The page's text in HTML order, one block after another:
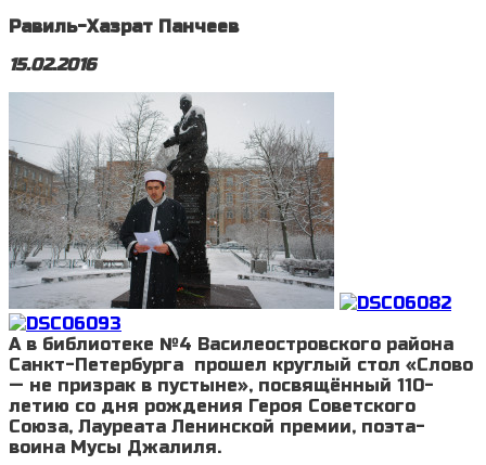
Равиль-Хазрат Панчеев
15.02.2016
А в библиотеке №4 Василеостровского района
Санкт-Петербурга прошел круглый стол «Слово
— не призрак в пустыне», посвящённый 110-
летию со дня рождения Героя Советского
Союза, Лауреата Ленинской премии, поэта-
воина Мусы Джалиля.